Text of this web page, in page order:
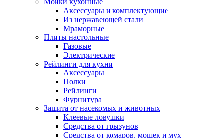
Мойки кухонные
Аксессуары и комплектующие
Из нержавеющей стали
Мраморные
Плиты настольные
Газовые
Электрические
Рейлинги для кухни
Аксессуары
Полки
Рейлинги
Фурнитура
Защита от насекомых и животных
Клеевые ловушки
Средства от грызунов
Средства от комаров, мошек и мух